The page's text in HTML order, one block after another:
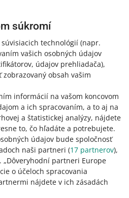
súkromí
súvisiacich technológií (napr.
vašich osobných údajov
údajov prehliadača),
obsah vašim
informácií na vašom koncovom
a ich spracovaním, a to aj na
a štatistickej analýzy, nájdete
to, čo hľadáte a potrebujete.
údajov bude spoločnosť
naši partneri (17 partnerov),
partneri Europe
o účeloch spracovania
nájdete v ich zásadách
.
nás.
10 - Úžasné
4 5 6 7
9 10